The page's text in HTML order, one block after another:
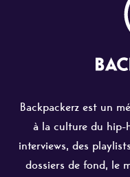
Backpackerz est un
à la culture du hip-
interviews, des
dossiers de fond, le